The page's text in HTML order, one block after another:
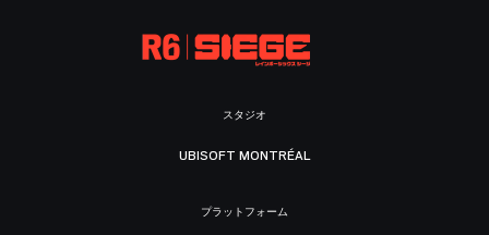
スタジオ
UBISOFT MONTRÉAL
プラットフォーム